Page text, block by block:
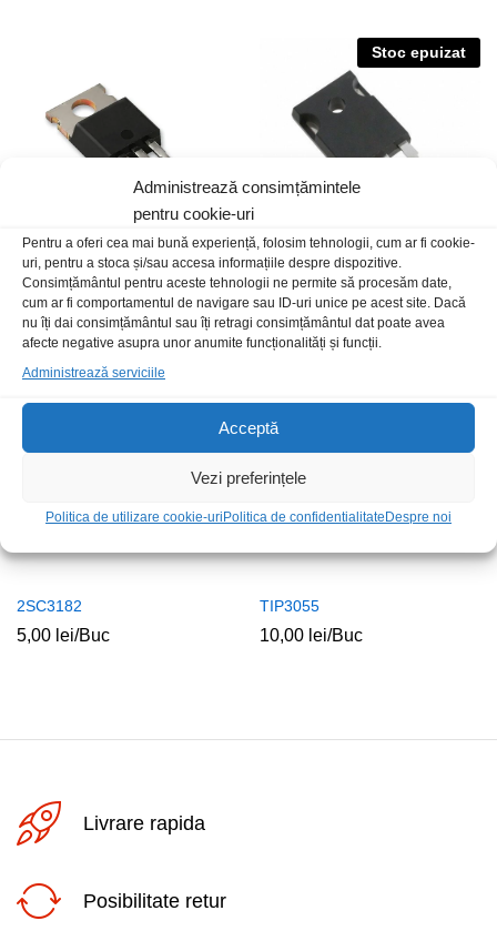
Administrează consimțămintele
pentru cookie-uri
Pentru a oferi cea mai bună experiență, folosim tehnologii, cum ar fi cookie-
uri, pentru a stoca și/sau accesa informațiile despre dispozitive.
Consimțământul pentru aceste tehnologii ne permite să procesăm date,
cum ar fi comportamentul de navigare sau ID-uri unice pe acest site. Dacă
nu îți dai consimțământul sau îți retragi consimțământul dat poate avea
afecte negative asupra unor anumite funcționalități și funcții.
Administrează serviciile
Acceptă
Vezi preferințele
Politica de utilizare cookie-uri Politica de confidentialitate Despre noi
TIP41C
3,00lei /Buc
Stoc epuizat
BU508DF-PHI
7,00lei/Buc
Stoc epuizat
2SC3182
5,00 lei/Buc
TIP3055
10,00 lei/Buc
Livrare rapida
Posibilitate retur